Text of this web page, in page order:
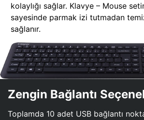
kolaylığı sağlar. Klavye – Mouse
sayesinde parmak izi tutmadan
sağlanır.
Zengin Bağlantı
Toplamda 10 adet USB bağlantı